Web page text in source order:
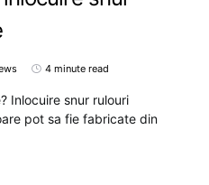
4 minute read
Inlocuire snur rulouri
pot sa fie fabricate din